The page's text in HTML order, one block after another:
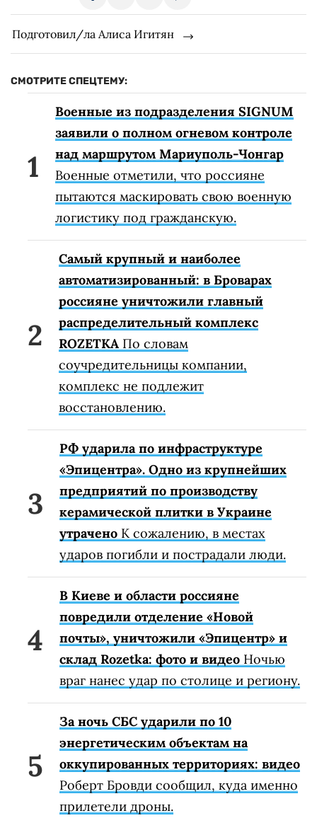
Подготовил/ла Алиса Игитян
СМОТРИТЕ СПЕЦТЕМУ:
Военные из подразделения SIGNUM
заявили о полном огневом контроле
над маршрутом Мариуполь-Чонгар
Военные отметили, что россияне
пытаются маскировать свою военную
логистику под гражданскую.
Самый крупный и наиболее
автоматизированный: в Броварах
россияне уничтожили главный
распределительный комплекс
ROZETKA По словам
соучредительницы компании,
комплекс не подлежит
восстановлению.
РФ ударила по инфраструктуре
«Эпицентра». Одно из крупнейших
предприятий по производству
керамической плитки в Украине
утрачено К сожалению, в местах
ударов погибли и пострадали люди.
В Киеве и области россияне
повредили отделение «Новой
почты», уничтожили «Эпицентр» и
склад Rozetka: фото и видео Ночью
враг нанес удар по столице и региону.
За ночь СБС ударили по 10
энергетическим объектам на
оккупированных территориях: видео
Роберт Бровди сообщил, куда именно
прилетели дроны.